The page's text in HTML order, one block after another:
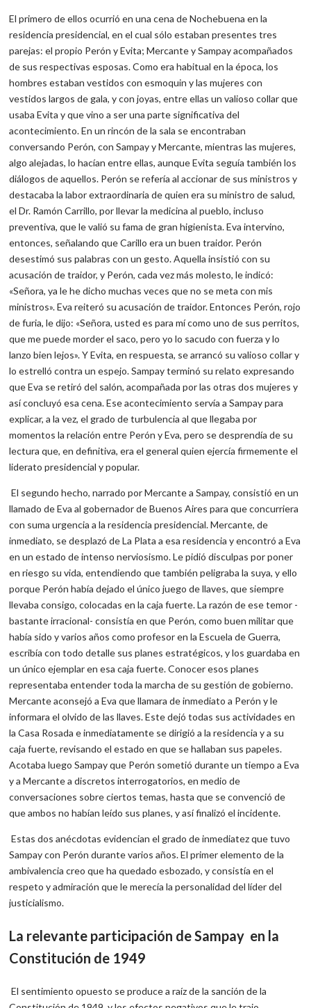
El primero de ellos ocurrió en una cena de Nochebuena en la
residencia presidencial, en el cual sólo estaban presentes tres
parejas: el propio Perón y Evita; Mercante y Sampay acompañados
de sus respectivas esposas. Como era habitual en la época, los
hombres estaban vestidos con esmoquin y las mujeres con
vestidos largos de gala, y con joyas, entre ellas un valioso collar que
usaba Evita y que vino a ser una parte significativa del
acontecimiento. En un rincón de la sala se encontraban
conversando Perón, con Sampay y Mercante, mientras las mujeres,
algo alejadas, lo hacían entre ellas, aunque Evita seguía también los
diálogos de aquellos. Perón se refería al accionar de sus ministros y
destacaba la labor extraordinaria de quien era su ministro de salud,
el Dr. Ramón Carrillo, por llevar la medicina al pueblo, incluso
preventiva, que le valió su fama de gran higienista. Eva intervino,
entonces, señalando que Carillo era un buen traidor. Perón
desestimó sus palabras con un gesto. Aquella insistió con su
acusación de traidor, y Perón, cada vez más molesto, le indicó:
«Señora, ya le he dicho muchas veces que no se meta con mis
ministros». Eva reiteró su acusación de traidor. Entonces Perón, rojo
de furia, le dijo: «Señora, usted es para mí como uno de sus perritos,
que me puede morder el saco, pero yo lo sacudo con fuerza y lo
lanzo bien lejos». Y Evita, en respuesta, se arrancó su valioso collar y
lo estrelló contra un espejo. Sampay terminó su relato expresando
que Eva se retiró del salón, acompañada por las otras dos mujeres y
así concluyó esa cena. Ese acontecimiento servía a Sampay para
explicar, a la vez, el grado de turbulencia al que llegaba por
momentos la relación entre Perón y Eva, pero se desprendía de su
lectura que, en definitiva, era el general quien ejercía firmemente el
liderato presidencial y popular.
El segundo hecho, narrado por Mercante a Sampay, consistió en un
llamado de Eva al gobernador de Buenos Aires para que concurriera
con suma urgencia a la residencia presidencial. Mercante, de
inmediato, se desplazó de La Plata a esa residencia y encontró a Eva
en un estado de intenso nerviosismo. Le pidió disculpas por poner
en riesgo su vida, entendiendo que también peligraba la suya, y ello
porque Perón había dejado el único juego de llaves, que siempre
llevaba consigo, colocadas en la caja fuerte. La razón de ese temor -
bastante irracional- consistía en que Perón, como buen militar que
había sido y varios años como profesor en la Escuela de Guerra,
escribía con todo detalle sus planes estratégicos, y los guardaba en
un único ejemplar en esa caja fuerte. Conocer esos planes
representaba entender toda la marcha de su gestión de gobierno.
Mercante aconsejó a Eva que llamara de inmediato a Perón y le
informara el olvido de las llaves. Este dejó todas sus actividades en
la Casa Rosada e inmediatamente se dirigió a la residencia y a su
caja fuerte, revisando el estado en que se hallaban sus papeles.
Acotaba luego Sampay que Perón sometió durante un tiempo a Eva
y a Mercante a discretos interrogatorios, en medio de
conversaciones sobre ciertos temas, hasta que se convenció de
que ambos no habían leído sus planes, y así finalizó el incidente.
Estas dos anécdotas evidencian el grado de inmediatez que tuvo
Sampay con Perón durante varios años. El primer elemento de la
ambivalencia creo que ha quedado esbozado, y consistía en el
respeto y admiración que le merecía la personalidad del líder del
justicialismo.
La relevante participación de Sampay en la
Constitución de 1949
El sentimiento opuesto se produce a raíz de la sanción de la